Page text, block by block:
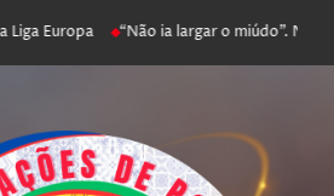
Europa “Não ia largar o miúdo”.